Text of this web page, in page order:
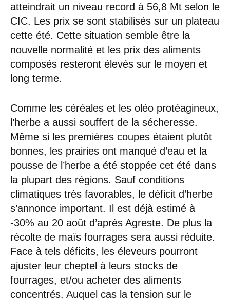
atteindrait un niveau record à 56,8 Mt selon le
CIC. Les prix se sont stabilisés sur un plateau
cette été. Cette situation semble être la
nouvelle normalité et les prix des aliments
composés resteront élevés sur le moyen et
long terme.
Comme les céréales et les oléo protéagineux,
l’herbe a aussi souffert de la sécheresse.
Même si les premières coupes étaient plutôt
bonnes, les prairies ont manqué d’eau et la
pousse de l’herbe a été stoppée cet été dans
la plupart des régions. Sauf conditions
climatiques très favorables, le déficit d’herbe
s’annonce important. Il est déjà estimé à
-30% au 20 août d’après Agreste. De plus la
récolte de maïs fourrages sera aussi réduite.
Face à tels déficits, les éleveurs pourront
ajuster leur cheptel à leurs stocks de
fourrages, et/ou acheter des aliments
concentrés. Auquel cas la tension sur le